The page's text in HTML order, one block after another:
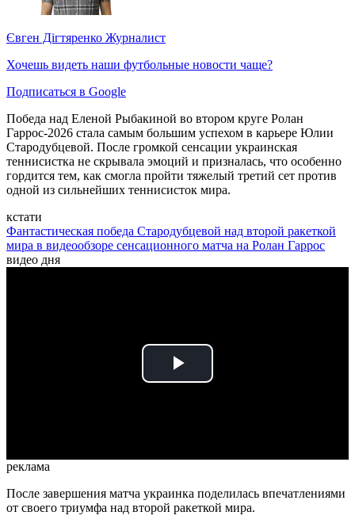
Євген Дігтяренко Журналист
Хочешь видеть наши футбольные новости чаще?
Подписаться в Google
Победа над Еленой Рыбакиной во втором круге Ролан
Гаррос-2026 стала самым большим успехом в карьере Юлии
Стародубцевой. После громкой сенсации украинская
теннисистка не скрывала эмоций и призналась, что особенно
гордится тем, как смогла пройти тяжелый третий сет против
одной из сильнейших теннисисток мира.
кстати
Фантастическая победа Стародубцевой над второй ракеткой
мира в видеообзоре сенсационного матча на Ролан Гаррос
видео дня
Play
реклама
После завершения матча украинка поделилась впечатлениями
от своего триумфа над второй ракеткой мира.